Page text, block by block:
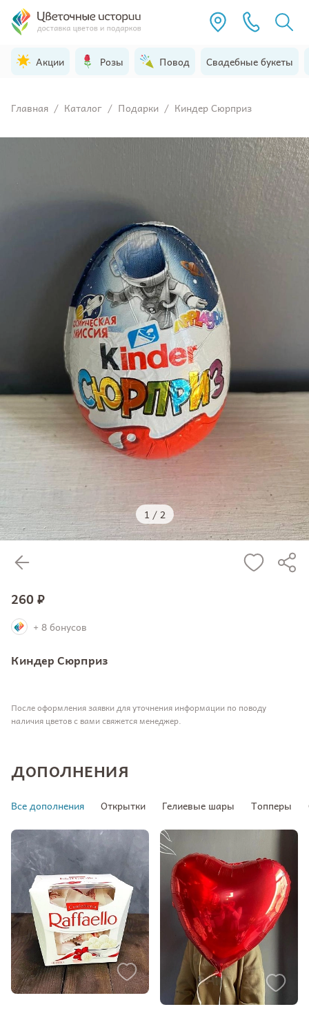
Акции Розы Повод Свадебные букеты
Главная / Каталог / Подарки / Киндер Сюрприз
Киндер Сюрприз
1 /2
После оформления заявки для уточнения информации по поводу
наличия цветов с вами свяжется менеджер.
260 ₽
+ 8 бонусов
ДОПОЛНЕНИЯ
Все дополнения Открытки Гелиевые шары Топперы